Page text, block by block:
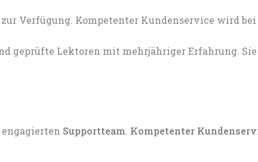
geprüfte Lektoren mit mehrjähriger Erfahrung.
Supportteam. Kompetenter